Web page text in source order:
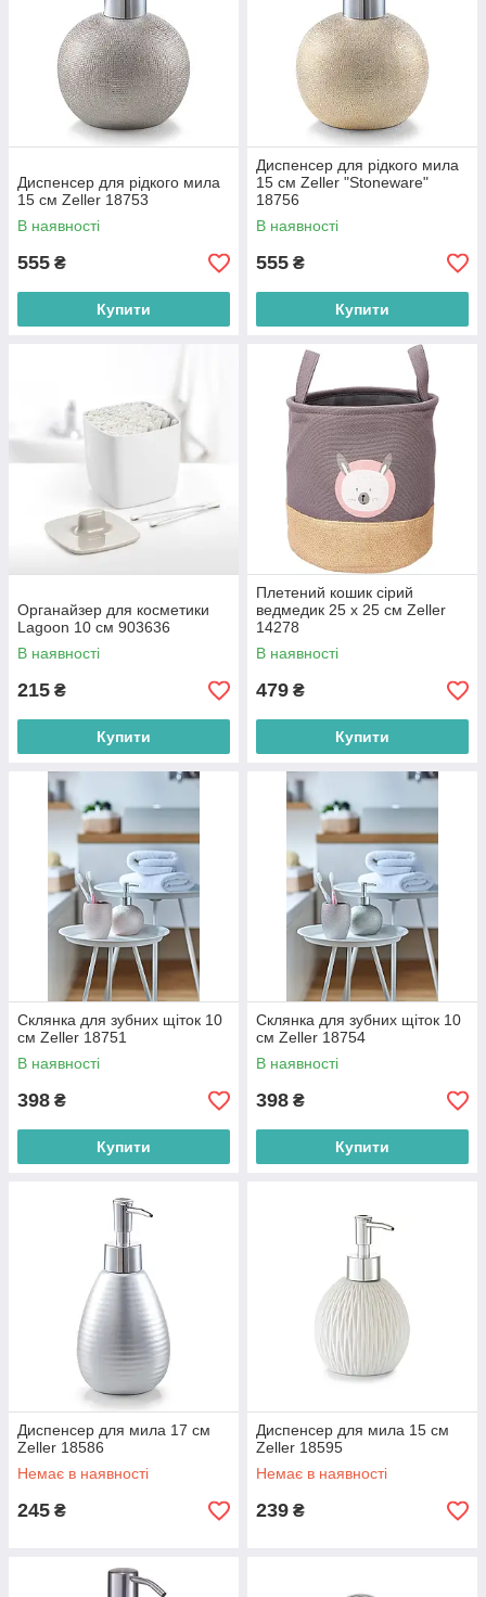
Диспенсер для рідкого мила
15 см Zeller 18753
В наявності
555 ₴
Купити
Диспенсер для рідкого мила
15 см Zeller "Stoneware"
18756
В наявності
555 ₴
Купити
Органайзер для косметики
Lagoon 10 см 903636
В наявності
215 ₴
Купити
Плетений кошик сірий
ведмедик 25 х 25 см Zeller
14278
В наявності
479 ₴
Купити
Склянка для зубних щіток 10
см Zeller 18751
В наявності
398 ₴
Купити
Склянка для зубних щіток 10
см Zeller 18754
В наявності
398 ₴
Купити
Диспенсер для мила 17 см
Zeller 18586
Немає в наявності
245 ₴
Диспенсер для мила 15 см
Zeller 18595
Немає в наявності
239 ₴